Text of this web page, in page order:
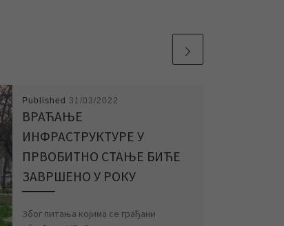
Published 31/03/2022
ВРАЋАЊЕ
ИНФРАСТРУКТУРЕ У
ПРВОБИТНО СТАЊЕ БИЋЕ
ЗАВРШЕНО У РОКУ
Због питања којима се грађани